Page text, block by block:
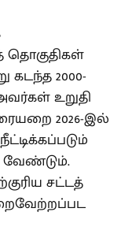
தொகுதிகள்
2000-
உறுதி
2026-இல்
வேண்டும்.
சட்டத்